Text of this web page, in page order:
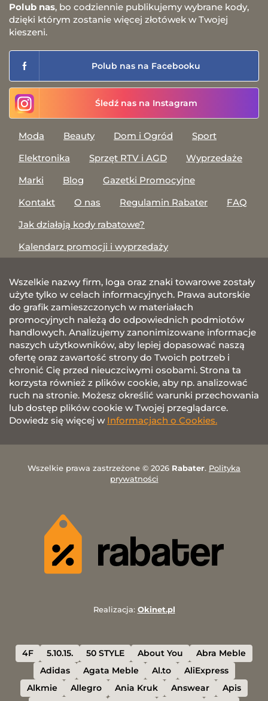
Polub nas, bo codziennie publikujemy wybrane kody,
dzięki którym zostanie więcej złotówek w Twojej
kieszeni.
Polub nas na Facebooku
Śledź nas na Instagram
Moda Beauty Dom i Ogród
Sport
Elektronika
Sprzęt RTV i AGD
Wyprzedaże
Marki
Blog
Gazetki Promocyjne
Kontakt
O nas Regulamin Rabater
FAQ
Jak działają kody rabatowe?
Kalendarz promocji i wyprzedaży
Wszelkie nazwy firm, loga oraz znaki towarowe zostały
użyte tylko w celach informacyjnych. Prawa autorskie
do grafik zamieszczonych w materiałach
promocyjnych należą do odpowiednich podmiotów
handlowych. Analizujemy zanonimizowane informacje
naszych użytkowników, aby lepiej dopasować naszą
ofertę oraz zawartość strony do Twoich potrzeb i
chronić Cię przed nieuczciwymi osobami. Strona ta
korzysta również z plików cookie, aby np. analizować
ruch na stronie. Możesz określić warunki przechowania
lub dostęp plików cookie w Twojej przeglądarce.
Dowiedz się więcej w Informacjach o Cookies.
Wszelkie prawa zastrzeżone © 2026 Rabater. Polityka
prywatności
Realizacja: Okinet.pl
4F 5.10.15. 50 STYLE About You
Abra Meble
Adidas
Agata Meble Al.to
AliExpress
Alkmie
Allegro Ania Kruk Answear
Apis